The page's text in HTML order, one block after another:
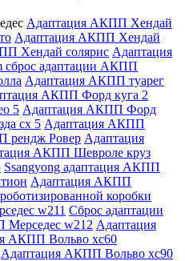
Адаптация АКПП Хендай
Адаптация АКПП Хендай
Хендай солярис Адаптация
сброс адаптации АКПП
Адаптация АКПП туарег
АКПП Форд куга 2
5 Адаптация АКПП Форд
сх 5 Адаптация АКПП
рендж Ровер Адаптация
АКПП Шевроле круз
Ssangyong адаптация АКПП
Адаптация АКПП
коробки
w211 Сброс адаптации
w212 Адаптация
АКПП Вольво хс60
Адаптация АКПП Вольво хс90